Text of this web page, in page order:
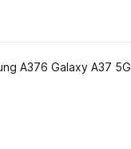
A376 Galaxy A37 5G